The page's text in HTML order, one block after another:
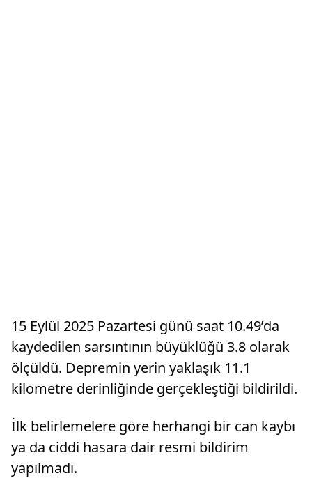
15 Eylül 2025 Pazartesi günü saat 10.49’da
kaydedilen sarsıntının büyüklüğü 3.8 olarak
ölçüldü. Depremin yerin yaklaşık 11.1
kilometre derinliğinde gerçekleştiği bildirildi.
İlk belirlemelere göre herhangi bir can kaybı
ya da ciddi hasara dair resmi bildirim
yapılmadı.